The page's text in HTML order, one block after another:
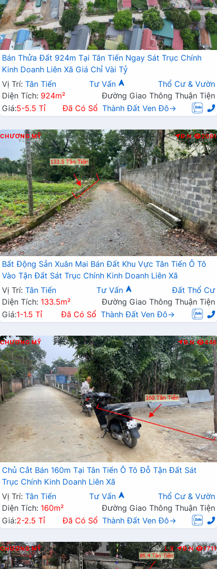
Bán Thửa Đất 924m Tại Tân Tiến Ngay Sát Trục Chính
Kinh Doanh Liên Xã Giá Chỉ Vài Tỷ
Vị Trí: Tân Tiến Tư Vấn
Thổ Cư & Vườn
Diện Tích: 924m²
Đường Giao Thông Thuận Tiện
Giá:5-5.5 Tỉ Đã Có Sổ Thành Đất Ven Đô→
CHƯƠNG MỸ Đ.N 2061
Bất Động Sản Xuân Mai Bán Đất Khu Vực Tân Tiến Ô Tô
Vào Tận Đất Sát Trục Chính Kinh Doanh Liên Xã
Vị Trí: Tân Tiến Tư Vấn
Đất Thổ Cư
Diện Tích: 133.5m²
Đường Giao Thông Thuận Tiện
Giá:1-1.5 Tỉ Đã Có Sổ Thành Đất Ven Đô→
CHƯƠNG MỸ Đ.N 446
Chủ Cắt Bán 160m Tại Tân Tiến Ô Tô Đỗ Tận Đất Sát
Trục Chính Kinh Doanh Liên Xã
Vị Trí: Tân Tiến Tư Vấn
Thổ Cư & Vườn
Diện Tích: 160m²
Đường Giao Thông Thuận Tiện
Giá:2-2.5 Tỉ Đã Có Sổ Thành Đất Ven Đô→
CHƯƠNG MỸ L.X Đ.N 1711